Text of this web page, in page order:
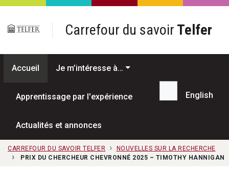
Passer au contenu principal
Carrefour du savoir Telfer
Accueil Je m’intéresse à…
Apprentissage par l'expérience
Actualités et annonces
Recherche...
English
CARREFOUR DU SAVOIR TELFER
NOUVELLES SUR LA RECHERCHE
PRIX DU CHERCHEUR CHEVRONNÉ 2025 – TIMOTHY HANNIGAN